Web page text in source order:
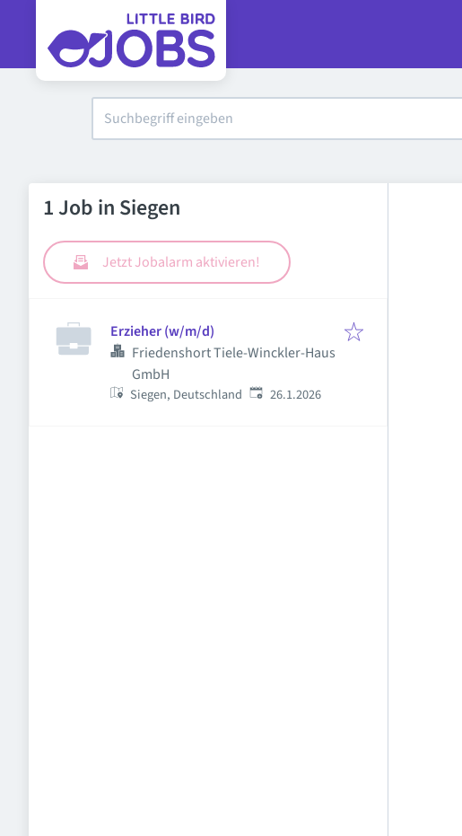
1 Job in Siegen
Jetzt Jobalarm aktivieren!
Erzieher (w/m/d)
Friedenshort Tiele-Winckler-Haus
GmbH
Siegen, Deutschland Veröffentlicht
26.1.2026